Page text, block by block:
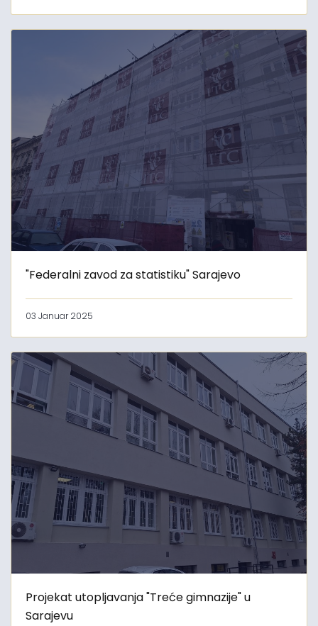
"Federalni zavod za statistiku" Sarajevo
03 Januar 2025
Projekat utopljavanja "Treće gimnazije" u
Sarajevu